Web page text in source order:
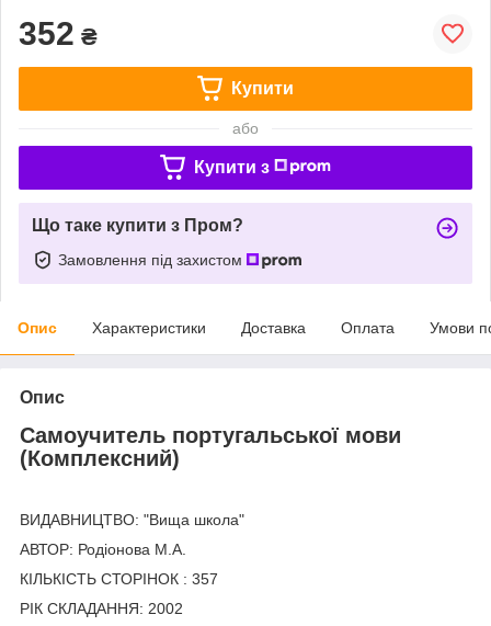
352 ₴
Купити
або
Купити з
Що таке купити з Пром?
Замовлення під захистом
Опис Характеристики Доставка Оплата Умови
Опис
Самоучитель португальської мови
(Комплексний)
ВИДАВНИЦТВО: "Вища школа"
АВТОР: Родіонова М.А.
КІЛЬКІСТЬ СТОРІНОК : 357
РІК СКЛАДАННЯ: 2002